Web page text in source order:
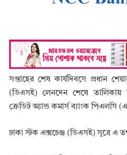
সপ্তাহের শেষ কার্যদিবসে প্রধান
(ডিএসই) লেনদেন শেষে তালিকায়
ক্রেডিট অ্যান্ড কমার্স ব্যাংক পিএলসি
ঢাকা স্টক এক্সচেঞ্জ (ডিএসই) সূত্রে এ